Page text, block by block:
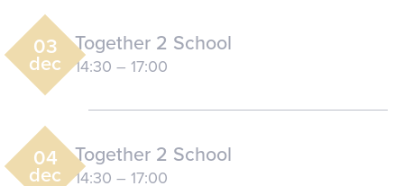
03
dec
Together 2 School
14:30 – 17:00
04
dec
Together 2 School
14:30 – 17:00